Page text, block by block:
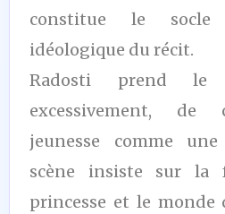
constitue le socle
idéologique du récit.
Radosti prend le
excessivement, de
jeunesse comme
scène insiste sur la
princesse et le monde